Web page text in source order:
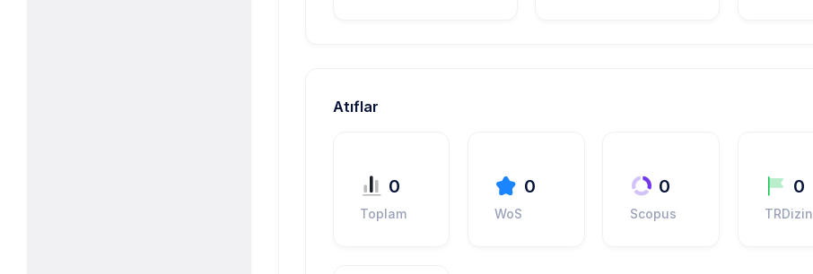
Atıflar
0
Toplam
0
WoS
0
Scopus
0
TRDizin